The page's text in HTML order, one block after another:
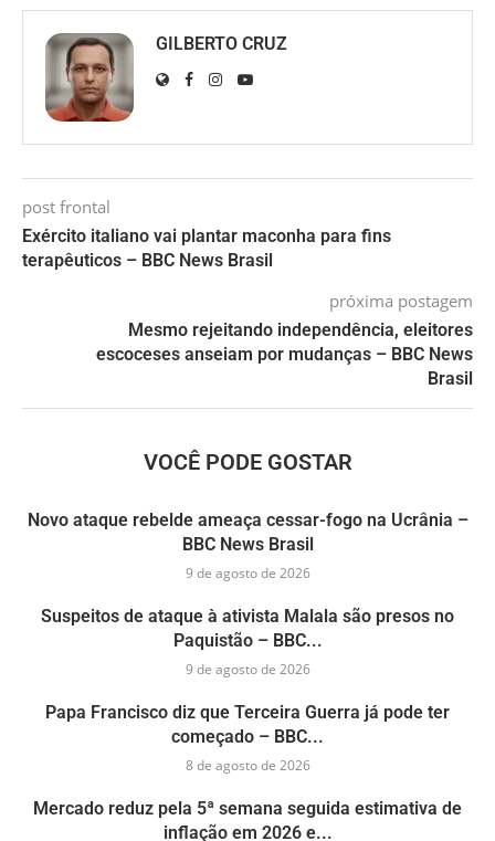
GILBERTO CRUZ
post frontal
Exército italiano vai plantar maconha para fins
terapêuticos – BBC News Brasil
próxima postagem
Mesmo rejeitando independência, eleitores
escoceses anseiam por mudanças – BBC News
Brasil
VOCÊ PODE GOSTAR
Novo ataque rebelde ameaça cessar-fogo na Ucrânia –
BBC News Brasil
9 de agosto de 2026
Suspeitos de ataque à ativista Malala são presos no
Paquistão – BBC...
9 de agosto de 2026
Papa Francisco diz que Terceira Guerra já pode ter
começado – BBC...
8 de agosto de 2026
Mercado reduz pela 5ª semana seguida estimativa de
inflação em 2026 e...